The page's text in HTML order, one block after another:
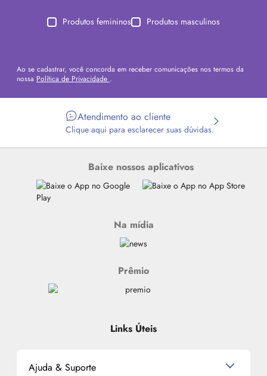
Produtos femininos Produtos masculinos
Ao se cadastrar, você concorda em receber comunicações nos termos da
nossa Política de Privacidade .
Atendimento ao cliente
Clique aqui para esclarecer suas dúvidas.
Baixe nossos aplicativos
Na mídia
Prêmio
Links Úteis
Ajuda & Suporte